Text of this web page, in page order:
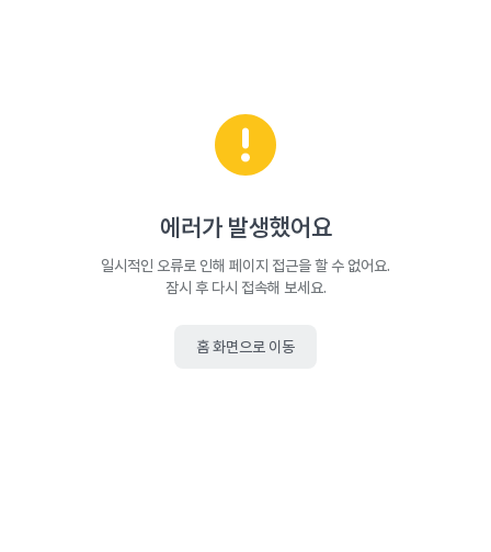
에러가 발생했어요
일시적인 오류로 인해 페이지 접근을 할 수 없어요.
잠시 후 다시 접속해 보세요.
홈 화면으로 이동